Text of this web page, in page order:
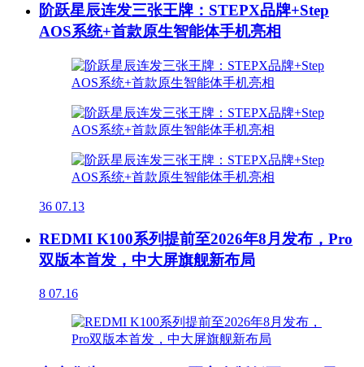
阶跃星辰连发三张王牌：STEPX品牌+Step
AOS系统+首款原生智能体手机亮相
36 07.13
REDMI K100系列提前至2026年8月发布，Pro
双版本首发，中大屏旗舰新布局
8 07.16